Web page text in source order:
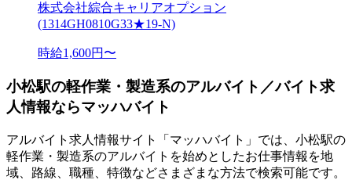
株式会社綜合キャリアオプション
(1314GH0810G33★19-N)
時給1,600円〜
小松駅の軽作業・製造系のアルバイト／バイト求
人情報ならマッハバイト
アルバイト求人情報サイト「マッハバイト」では、小松駅の
軽作業・製造系のアルバイトを始めとしたお仕事情報を地
域、路線、職種、特徴などさまざまな方法で検索可能です。